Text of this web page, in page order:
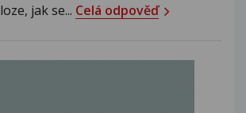
jak se... Celá odpověď